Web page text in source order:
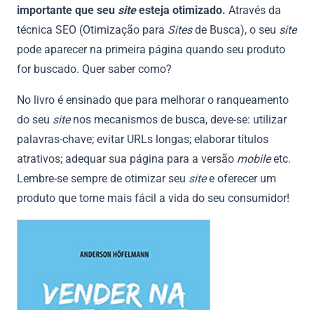
importante que seu siteesteja otimizado. Através da
técnica SEO (Otimização para Sitesde Busca), o seu site
pode aparecer na primeira página quando seu produto
for buscado. Quer saber como?
No livro é ensinado que para melhorar o ranqueamento
do seu sitenos mecanismos de busca, deve-se: utilizar
palavras-chave; evitar URLs longas; elaborar títulos
atrativos; adequar sua página para a versão mobileetc.
Lembre-se sempre de otimizar seu sitee oferecer um
produto que torne mais fácil a vida do seu consumidor!